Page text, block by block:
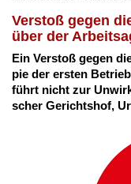
Ver­stoß ge­gen
über der
Ein Ver­stoß ge­gen
pie der ers­ten
führt nicht zur
scher Ge­richts­hof,